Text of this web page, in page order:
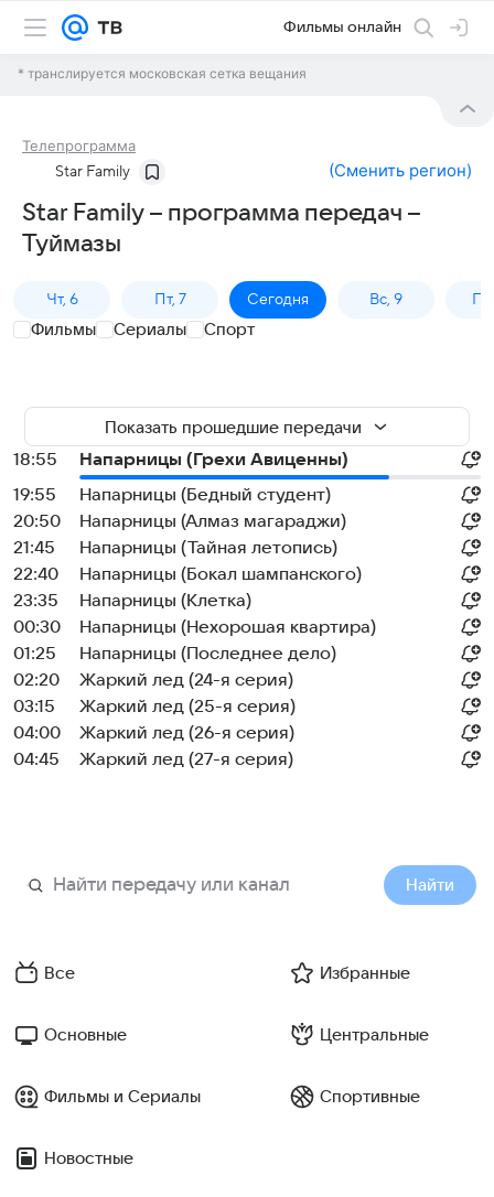
Фильмы онлайн
* транслируется московская сетка вещания
Телепрограмма
Star Family (Сменить регион)
Star Family – программа передач –
Туймазы
Чт, 6 Пт, 7 Сегодня Вс, 9
Фильмы Сериалы Спорт
Показать прошедшие передачи
18:55
Напарницы (Грехи Авиценны)
19:55
Напарницы (Бедный студент)
20:50
Напарницы (Алмаз магараджи)
21:45
Напарницы (Тайная летопись)
22:40
Напарницы (Бокал шампанского)
23:35
Напарницы (Клетка)
00:30
Напарницы (Нехорошая квартира)
01:25
Напарницы (Последнее дело)
02:20
Жаркий лед (24-я серия)
03:15
Жаркий лед (25-я серия)
04:00
Жаркий лед (26-я серия)
04:45
Жаркий лед (27-я серия)
Найти
Все Избранные
Основные Центральные
Фильмы и Сериалы Спортивные
Новостные